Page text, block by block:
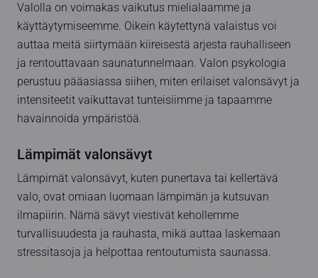
Valolla on voimakas vaikutus mielialaamme ja
käyttäytymiseemme. Oikein käytettynä valaistus voi
auttaa meitä siirtymään kiireisestä arjesta rauhalliseen
ja rentouttavaan saunatunnelmaan. Valon psykologia
perustuu pääasiassa siihen, miten erilaiset valonsävyt ja
intensiteetit vaikuttavat tunteisiimme ja tapaamme
havainnoida ympäristöä.
Lämpimät valonsävyt
Lämpimät valonsävyt, kuten punertava tai kellertävä
valo, ovat omiaan luomaan lämpimän ja kutsuvan
ilmapiirin. Nämä sävyt viestivät kehollemme
turvallisuudesta ja rauhasta, mikä auttaa laskemaan
stressitasoja ja helpottaa rentoutumista saunassa.